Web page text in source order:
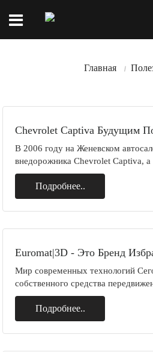
Главная
Chevrolet Captiva Будущим
В 2006 году на Женевском
внедорожника Chevrolet Captiva, а
Подробнее..
Euromat|3D - Это Бренд
Мир современных технологий
собственного средства
Подробнее..